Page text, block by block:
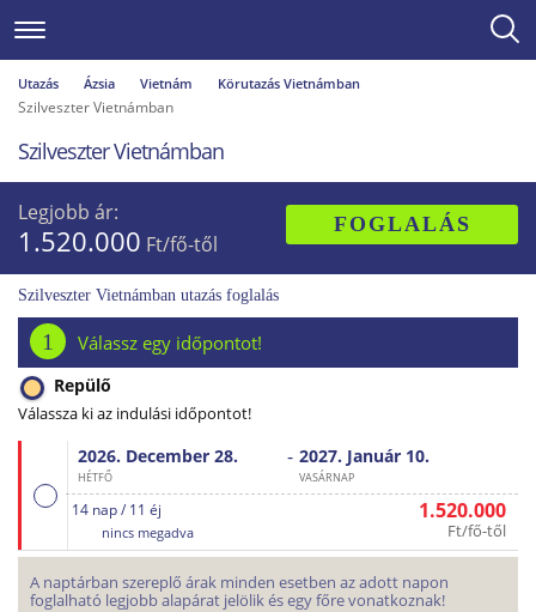
Utazás Ázsia Vietnám Körutazás Vietnámban
Szilveszter Vietnámban
Szilveszter Vietnámban
Legjobb ár:
1.520.000 Ft/fő-től
FOGLALÁS
Szilveszter Vietnámban utazás foglalás
1 Válassz egy időpontot!
Repülő
Válassza ki az indulási időpontot!
2026. December 28.
HÉTFŐ
- 2027. Január 10.
VASÁRNAP
14 nap / 11 éj
nincs megadva
1.520.000
Ft/fő-től
A naptárban szereplő árak minden esetben az adott napon
foglalható legjobb alapárat jelölik és egy főre vonatkoznak!